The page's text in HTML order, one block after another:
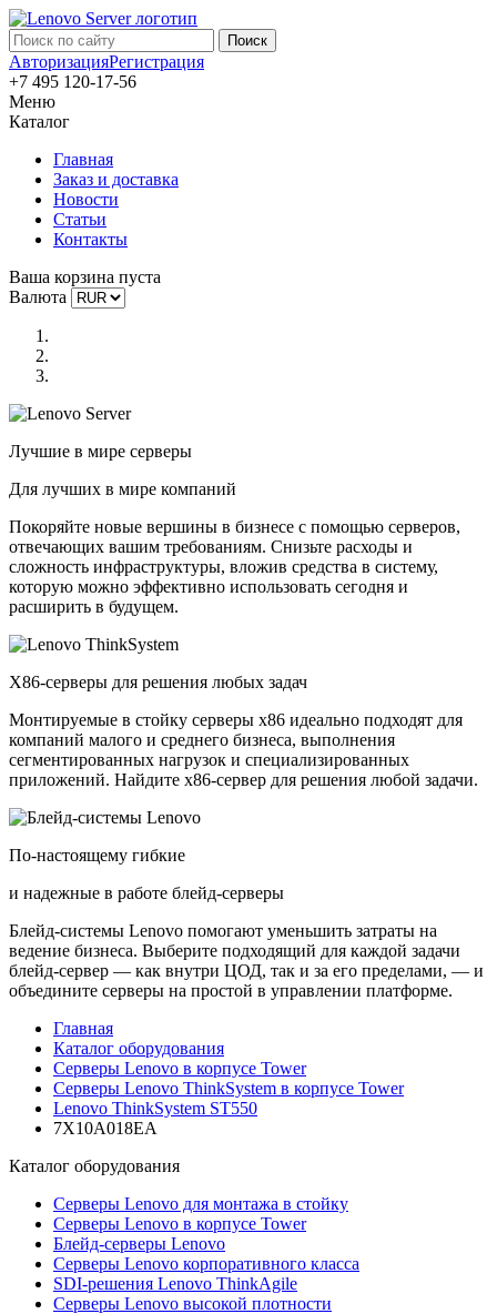
АвторизацияРегистрация
+7 495 120-17-56
Меню
Каталог
Главная
Заказ и доставка
Новости
Статьи
Контакты
Ваша корзина пуста
Валюта
Лучшие в мире серверы
Для лучших в мире компаний
Покоряйте новые вершины в бизнесе с помощью серверов,
отвечающих вашим требованиям. Снизьте расходы и
сложность инфраструктуры, вложив средства в систему,
которую можно эффективно использовать сегодня и
расширить в будущем.
X86-серверы для решения любых задач
Монтируемые в стойку серверы x86 идеально подходят для
компаний малого и среднего бизнеса, выполнения
сегментированных нагрузок и специализированных
приложений. Найдите x86-сервер для решения любой задачи.
По-настоящему гибкие
и надежные в работе блейд-серверы
Блейд-системы Lenovo помогают уменьшить затраты на
ведение бизнеса. Выберите подходящий для каждой задачи
блейд-сервер — как внутри ЦОД, так и за его пределами, — и
объедините серверы на простой в управлении платформе.
Главная
Каталог оборудования
Серверы Lenovo в корпусе Tower
Серверы Lenovo ThinkSystem в корпусе Tower
Lenovo ThinkSystem ST550
7X10A018EA
Каталог оборудования
Серверы Lenovo для монтажа в стойку
Серверы Lenovo в корпусе Tower
Блейд-серверы Lenovo
Cерверы Lenovo корпоративного класса
SDI-решения Lenovo ThinkAgile
Серверы Lenovo высокой плотности